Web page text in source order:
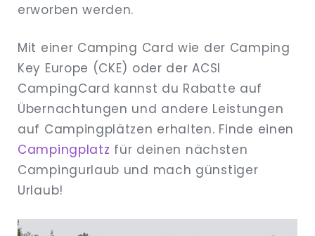
erworben werden.
Mit einer Camping Card wie der Camping
Key Europe (CKE) oder der ACSI
CampingCard kannst du Rabatte auf
Übernachtungen und andere Leistungen
auf Campingplätzen erhalten. Finde einen
Campingplatz für deinen nächsten
Campingurlaub und mach günstiger
Urlaub!